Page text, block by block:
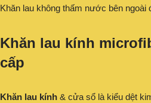
Khăn lau không thấm nước bên
Khăn lau kính
cấp
Khăn lau kính & cửa sổ là kiểu dệt